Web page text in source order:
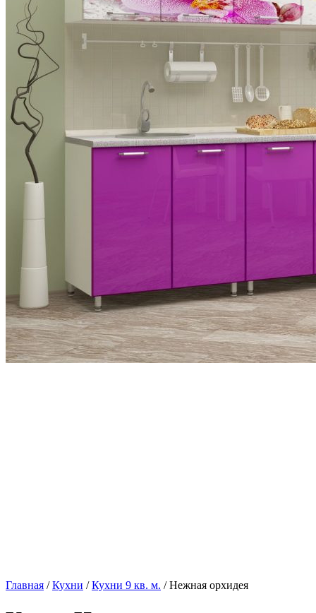
Главная /Кухни /Кухни 9 кв. м. / Нежная орхидея